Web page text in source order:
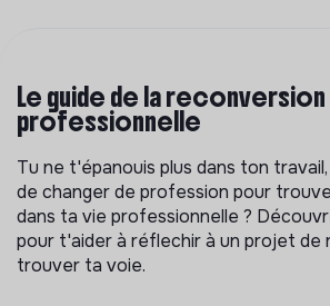
Le guide de la reconversion
professionnelle
Tu ne t'épanouis plus dans ton
de changer de profession pour
dans ta vie professionnelle ?
pour t'aider à réflechir à un projet de
trouver ta voie.